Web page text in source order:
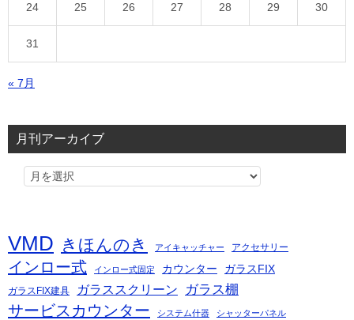
24 25 26 27 28 29 30
31
« 7月
月刊アーカイブ
VMD きほんのき アイキャッチャー アクセサリー
インロー式 インロー式固定 カウンター ガラスFIX
ガラスFIX建具 ガラススクリーン ガラス棚
サービスカウンター システム什器 シャッターパネル